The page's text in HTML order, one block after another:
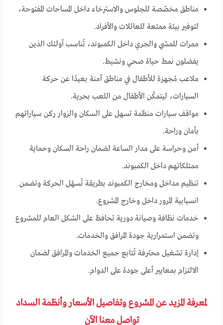
مناطق مخصّصة للجلوس والاسترخاء داخل المساحات المفتوحة،
لتوفير بيئة ممتعة للعائلات والأفراد.
ممرات للمشي والجري داخل الكمبوند، تُناسب أولئك الذين
يفضلون نمط حياة صحي ونشيط.
ملاعب مُجهزة للأطفال في مناطق آمنة بعيدًا عن حركة
السيارات، ليتمكّن الأطفال من اللعب بحرية.
مواقف سيارات منظمة تسهل على السكان والزوار ركن سياراتهم
بأمان وراحة.
أمن وحراسة على مدار الساعة لضمان راحة السكان وحماية
ممتلكاتهم داخل الكمبوند.
تنظيم مداخل ومخارج الكمبوند بطريقة تُسهّل الحركة وتضمن
انسيابية المرور داخل وخارج المشروع.
خدمات نظافة وصيانة دورية تحافظ على الشكل العام للمشروع
وتضمن استمرارية جودة المرافق والخدمات.
إدارة تشغيل محترفة تُتابع جميع الخدمات والمرافق لضمان
الالتزام بمعايير أعلى جودة على الدوام.
لمعرفة المزيد عن المشروع وتفاصيل الأسعار وأنظمة السداد
تواصل معنا الآن